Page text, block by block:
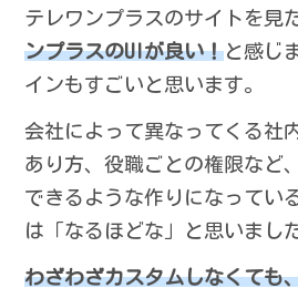
テレワンプラスのサイトを見
ンプラスのUIが良い！と感じ
インもすごいと思います。
会社によって異なってくる社
あり方、役職ごとの権限など
できるような作りになってい
は「なるほどな」と思いまし
わざわざカスタムしなくても